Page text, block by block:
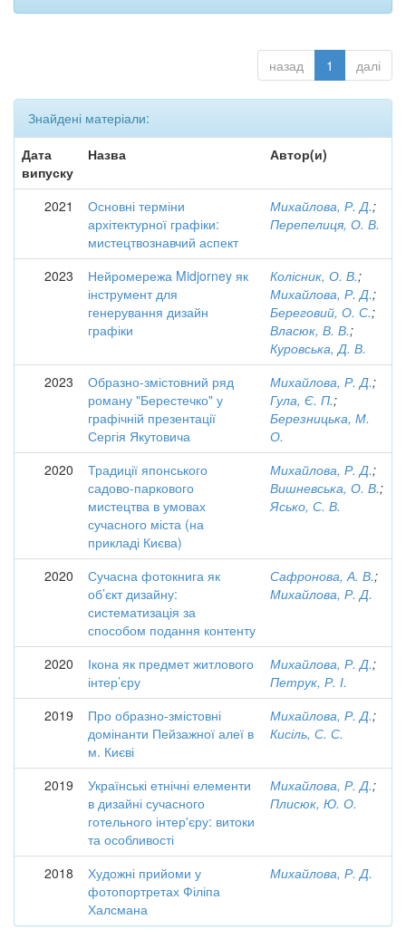
назад 1 далі
Знайдені матеріали:
Дата
випуску
Назва Автор(и)
2021
Основні терміни
архітектурної графіки:
мистецтвознавчий аспект
Михайлова, Р. Д.;
Перепелиця, О. В.
2023
Нейромережа Midjorney як
інструмент для
генерування дизайн
графіки
Колісник, О. В.;
Михайлова, Р. Д.;
Береговий, О. С.;
Власюк, В. В.;
Куровська, Д. В.
2023
Образно-змістовний ряд
роману "Берестечко" у
графічній презентації
Сергія Якутовича
Михайлова, Р. Д.;
Гула, Є. П.;
Березницька, М.
О.
2020
Традиції японського
садово-паркового
мистецтва в умовах
сучасного міста (на
прикладі Києва)
Михайлова, Р. Д.;
Вишневська, О. В.;
Ясько, С. В.
2020
Сучасна фотокнига як
об’єкт дизайну:
систематизація за
способом подання контенту
Сафронова, А. В.;
Михайлова, Р. Д.
2020
Ікона як предмет житлового
інтер’єру
Михайлова, Р. Д.;
Петрук, Р. І.
2019
Про образно-змістовні
домінанти Пейзажної алеї в
м. Києві
Михайлова, Р. Д.;
Кисіль, С. С.
2019
Українські етнічні елементи
в дизайні сучасного
готельного інтер'єру: витоки
та особливості
Михайлова, Р. Д.;
Плисюк, Ю. О.
2018
Художні прийоми у
фотопортретах Філіпа
Халсмана
Михайлова, Р. Д.